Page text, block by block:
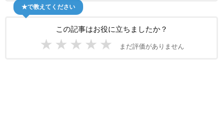
この記事はお役に立ちましたか？
★ ★ ★ ★ ★ まだ評価がありません
★で教えてください